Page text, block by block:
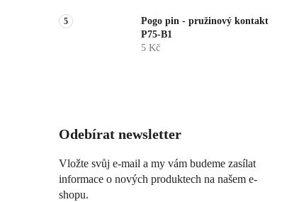
Pogo pin - pružinový kontakt
P75-B1
5 Kč
Odebírat newsletter
Vložte svůj e-mail a my vám budeme zasílat
informace o nových produktech na našem e-
shopu.